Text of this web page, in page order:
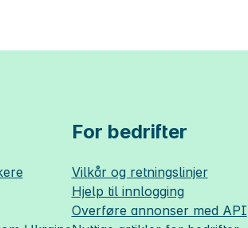
For bedrifter
Vilkår og retningslinjer
Hjelp til innlogging
Overføre annonser med API